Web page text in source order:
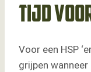
Tijd
Voor een HSP
grijpen wanneer